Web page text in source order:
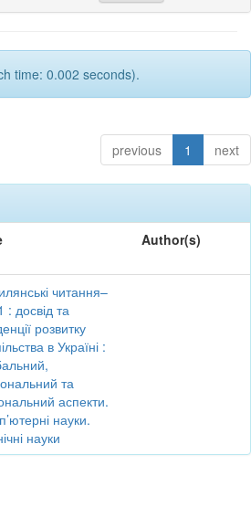
time: 0.002 seconds).
previous 1 next
Author(s)
читання–
: досвід та
розвитку
в Україні :
та
аспекти.
науки.
науки